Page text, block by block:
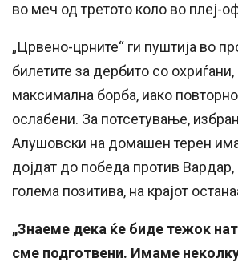
во меч од третото коло во плеј-
„Црвено-црните“ ги пуштија во
билетите за дербито со охриѓани,
максимална борба, иако
ослабени. За потсетување,
Алушовски на домашен терен
дојдат до победа против Вардар,
голема позитива, на крајот
„Знаеме дека ќе биде тежок
сме подготвени. Имаме